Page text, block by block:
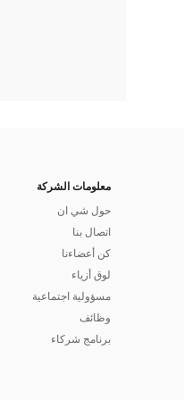
معلومات الشركة
حول شي ان
اتصال بنا
كن أعضاءنا
لوق أزياء
مسؤولية اجتماعية
وظائف
برنامج شركاء